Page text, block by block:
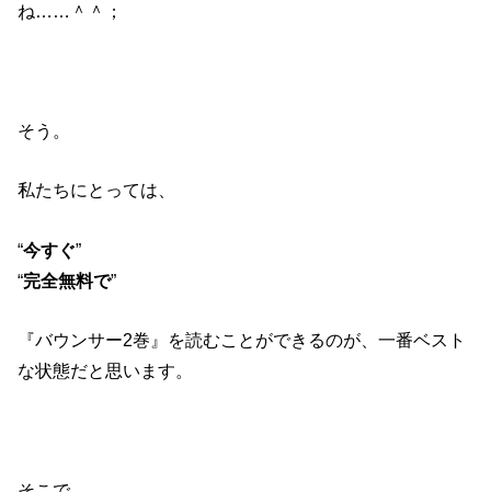
ね……＾＾；
そう。
私たちにとっては、
“今すぐ”
“完全無料で”
『バウンサー2巻』を読むことができるのが、一番ベスト
な状態だと思います。